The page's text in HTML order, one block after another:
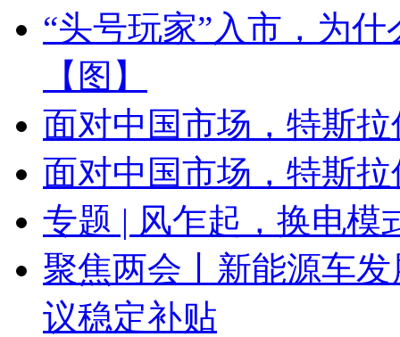
“头号玩家”入市，为
【图】
面对中国市场，特斯
面对中国市场，特斯
专题 | 风乍起，换电模
聚焦两会丨新能源车
议稳定补贴